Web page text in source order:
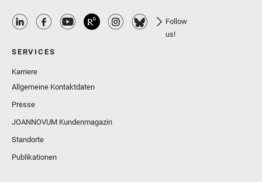
Follow
us!
SERVICES
Karriere
Allgemeine Kontaktdaten
Presse
JOANNOVUM Kundenmagazin
Standorte
Publikationen